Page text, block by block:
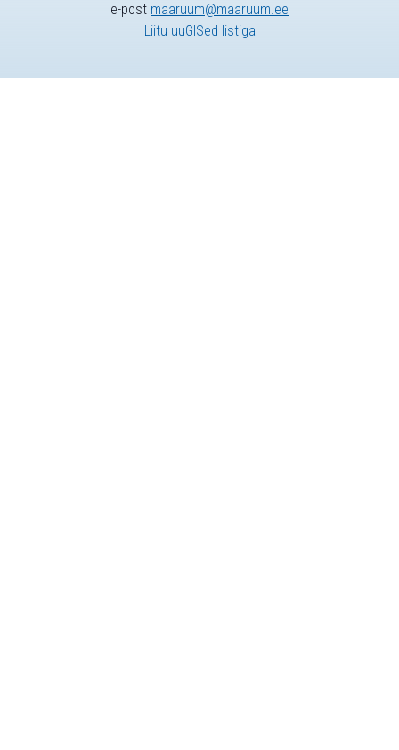
e-post maaruum@maaruum.ee
Liitu uuGISed listiga